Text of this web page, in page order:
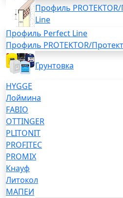
Профиль
Line
Профиль Perfect Line
Профиль PROTEKTOR/
Грунтовка
HYGGE
Лоймина
FABIO
OTTINGER
PLITONIT
PROFITEC
PROMIX
Кнауф
Литокол
МАПЕИ